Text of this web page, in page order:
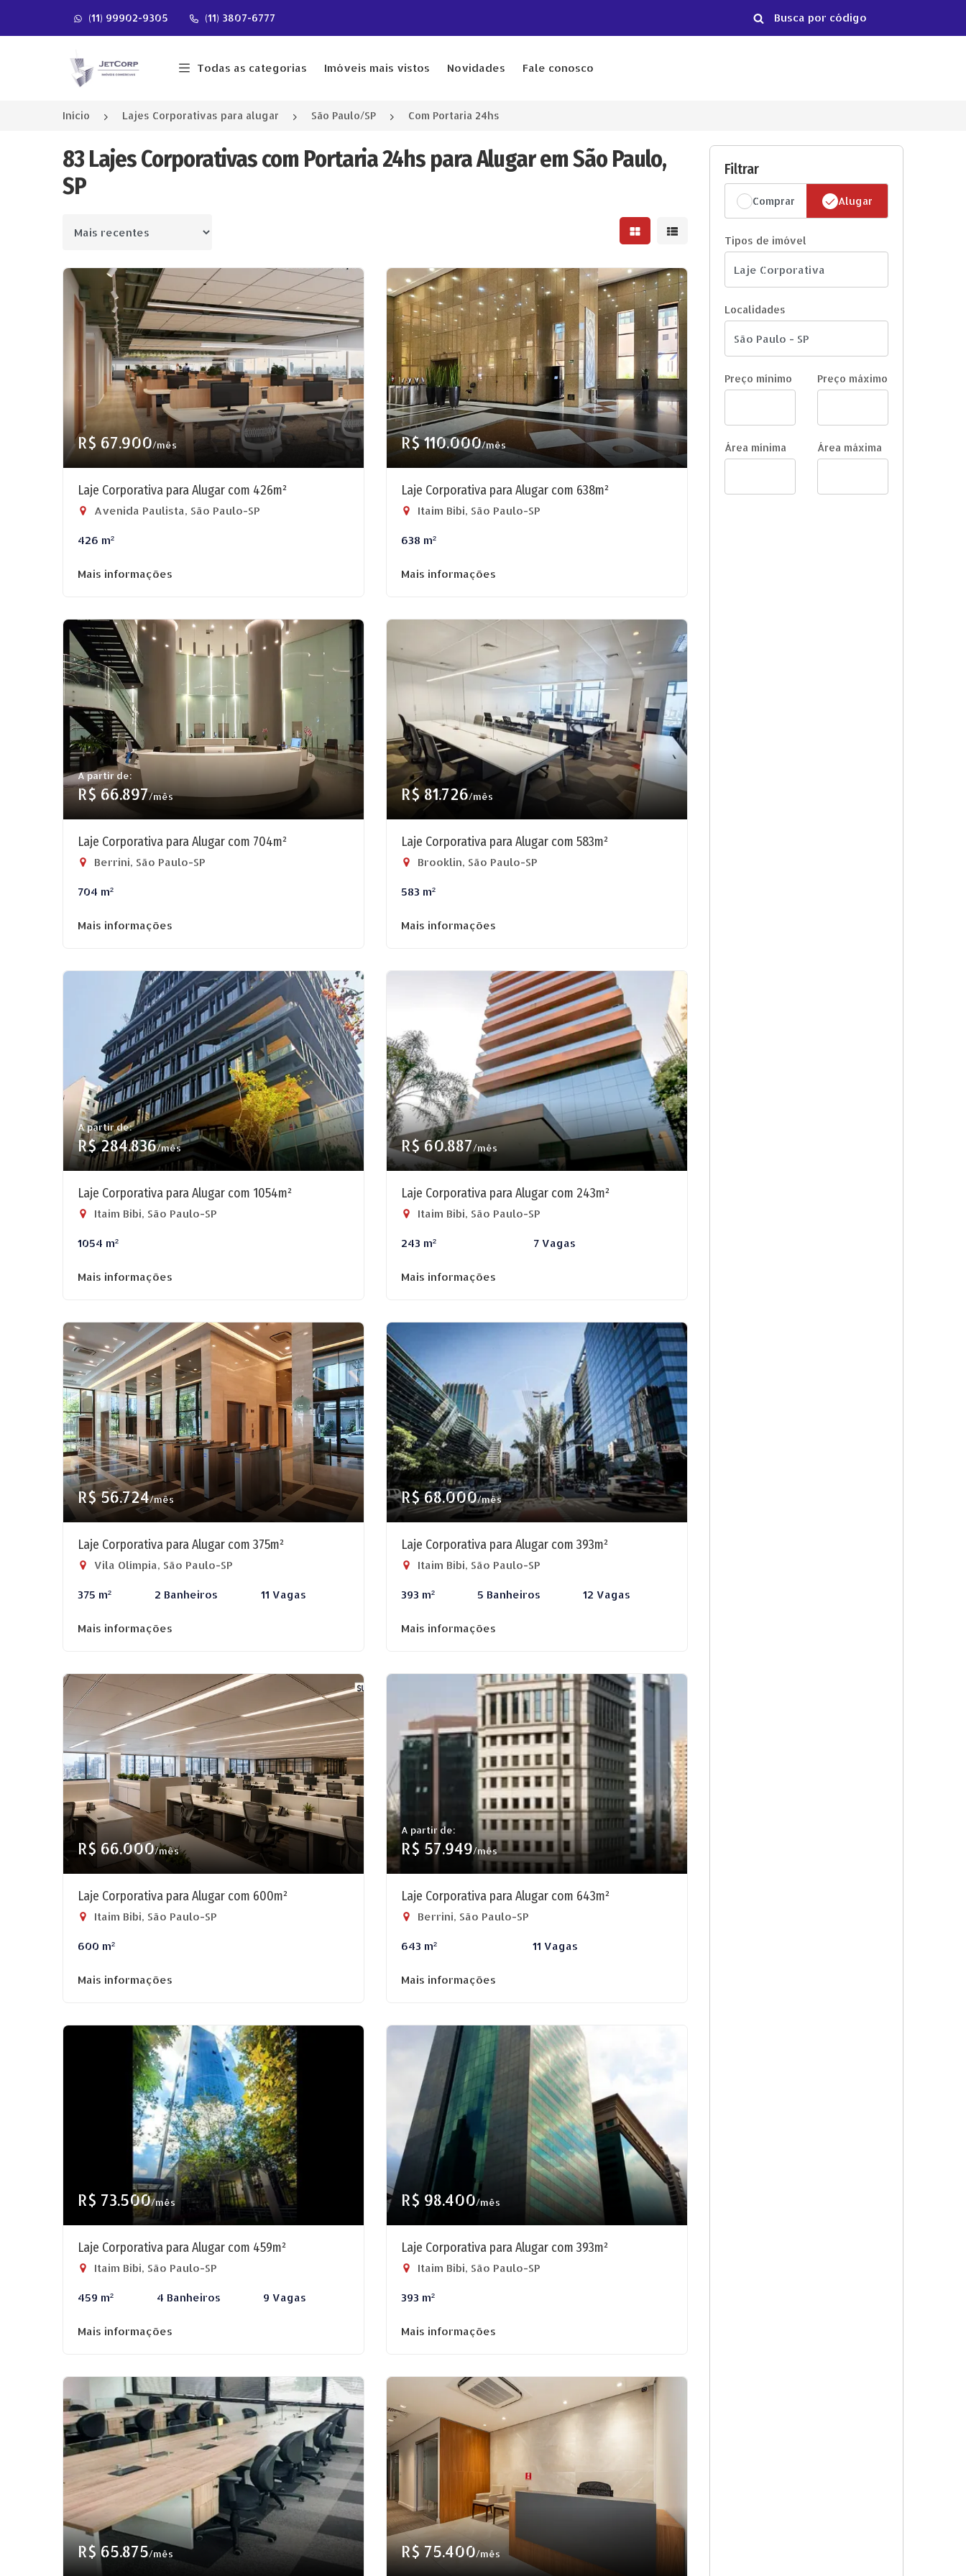
(11) 99902-9305 (11) 3807-6777
Página inicial
Todas as categorias Imóveis mais vistos Novidades Fale conosco
Início Lajes Corporativas para alugar São Paulo/SP Com Portaria 24hs
83 Lajes Corporativas com Portaria 24hs para Alugar em São Paulo,
SP
Ordenar por Mostrar resultados em grade
Mostrar resultados em lista
R$ 67.900/mês
Laje Corporativa para Alugar com 426m²
Avenida Paulista, São Paulo-SP
426 m²
Mais informações
R$ 110.000/mês
Laje Corporativa para Alugar com 638m²
Itaim Bibi, São Paulo-SP
638 m²
Mais informações
A partir de:
R$ 66.897/mês
Laje Corporativa para Alugar com 704m²
Berrini, São Paulo-SP
704 m²
Mais informações
R$ 81.726/mês
Laje Corporativa para Alugar com 583m²
Brooklin, São Paulo-SP
583 m²
Mais informações
A partir de:
R$ 284.836/mês
Laje Corporativa para Alugar com 1054m²
Itaim Bibi, São Paulo-SP
1054 m²
Mais informações
R$ 60.887/mês
Laje Corporativa para Alugar com 243m²
Itaim Bibi, São Paulo-SP
243 m² 7 Vagas
Mais informações
R$ 56.724/mês
Laje Corporativa para Alugar com 375m²
Vila Olímpia, São Paulo-SP
375 m² 2 Banheiros 11 Vagas
Mais informações
R$ 68.000/mês
Laje Corporativa para Alugar com 393m²
Itaim Bibi, São Paulo-SP
393 m² 5 Banheiros 12 Vagas
Mais informações
R$ 66.000/mês
Laje Corporativa para Alugar com 600m²
Itaim Bibi, São Paulo-SP
600 m²
Mais informações
A partir de:
R$ 57.949/mês
Laje Corporativa para Alugar com 643m²
Berrini, São Paulo-SP
643 m² 11 Vagas
Mais informações
R$ 73.500/mês
Laje Corporativa para Alugar com 459m²
Itaim Bibi, São Paulo-SP
459 m² 4 Banheiros 9 Vagas
Mais informações
R$ 98.400/mês
Laje Corporativa para Alugar com 393m²
Itaim Bibi, São Paulo-SP
393 m²
Mais informações
R$ 65.875/mês R$ 75.400/mês
Filtrar
Comprar Alugar
Tipos de imóvel
Localidades
Preço mínimo Preço máximo
Área mínima Área máxima